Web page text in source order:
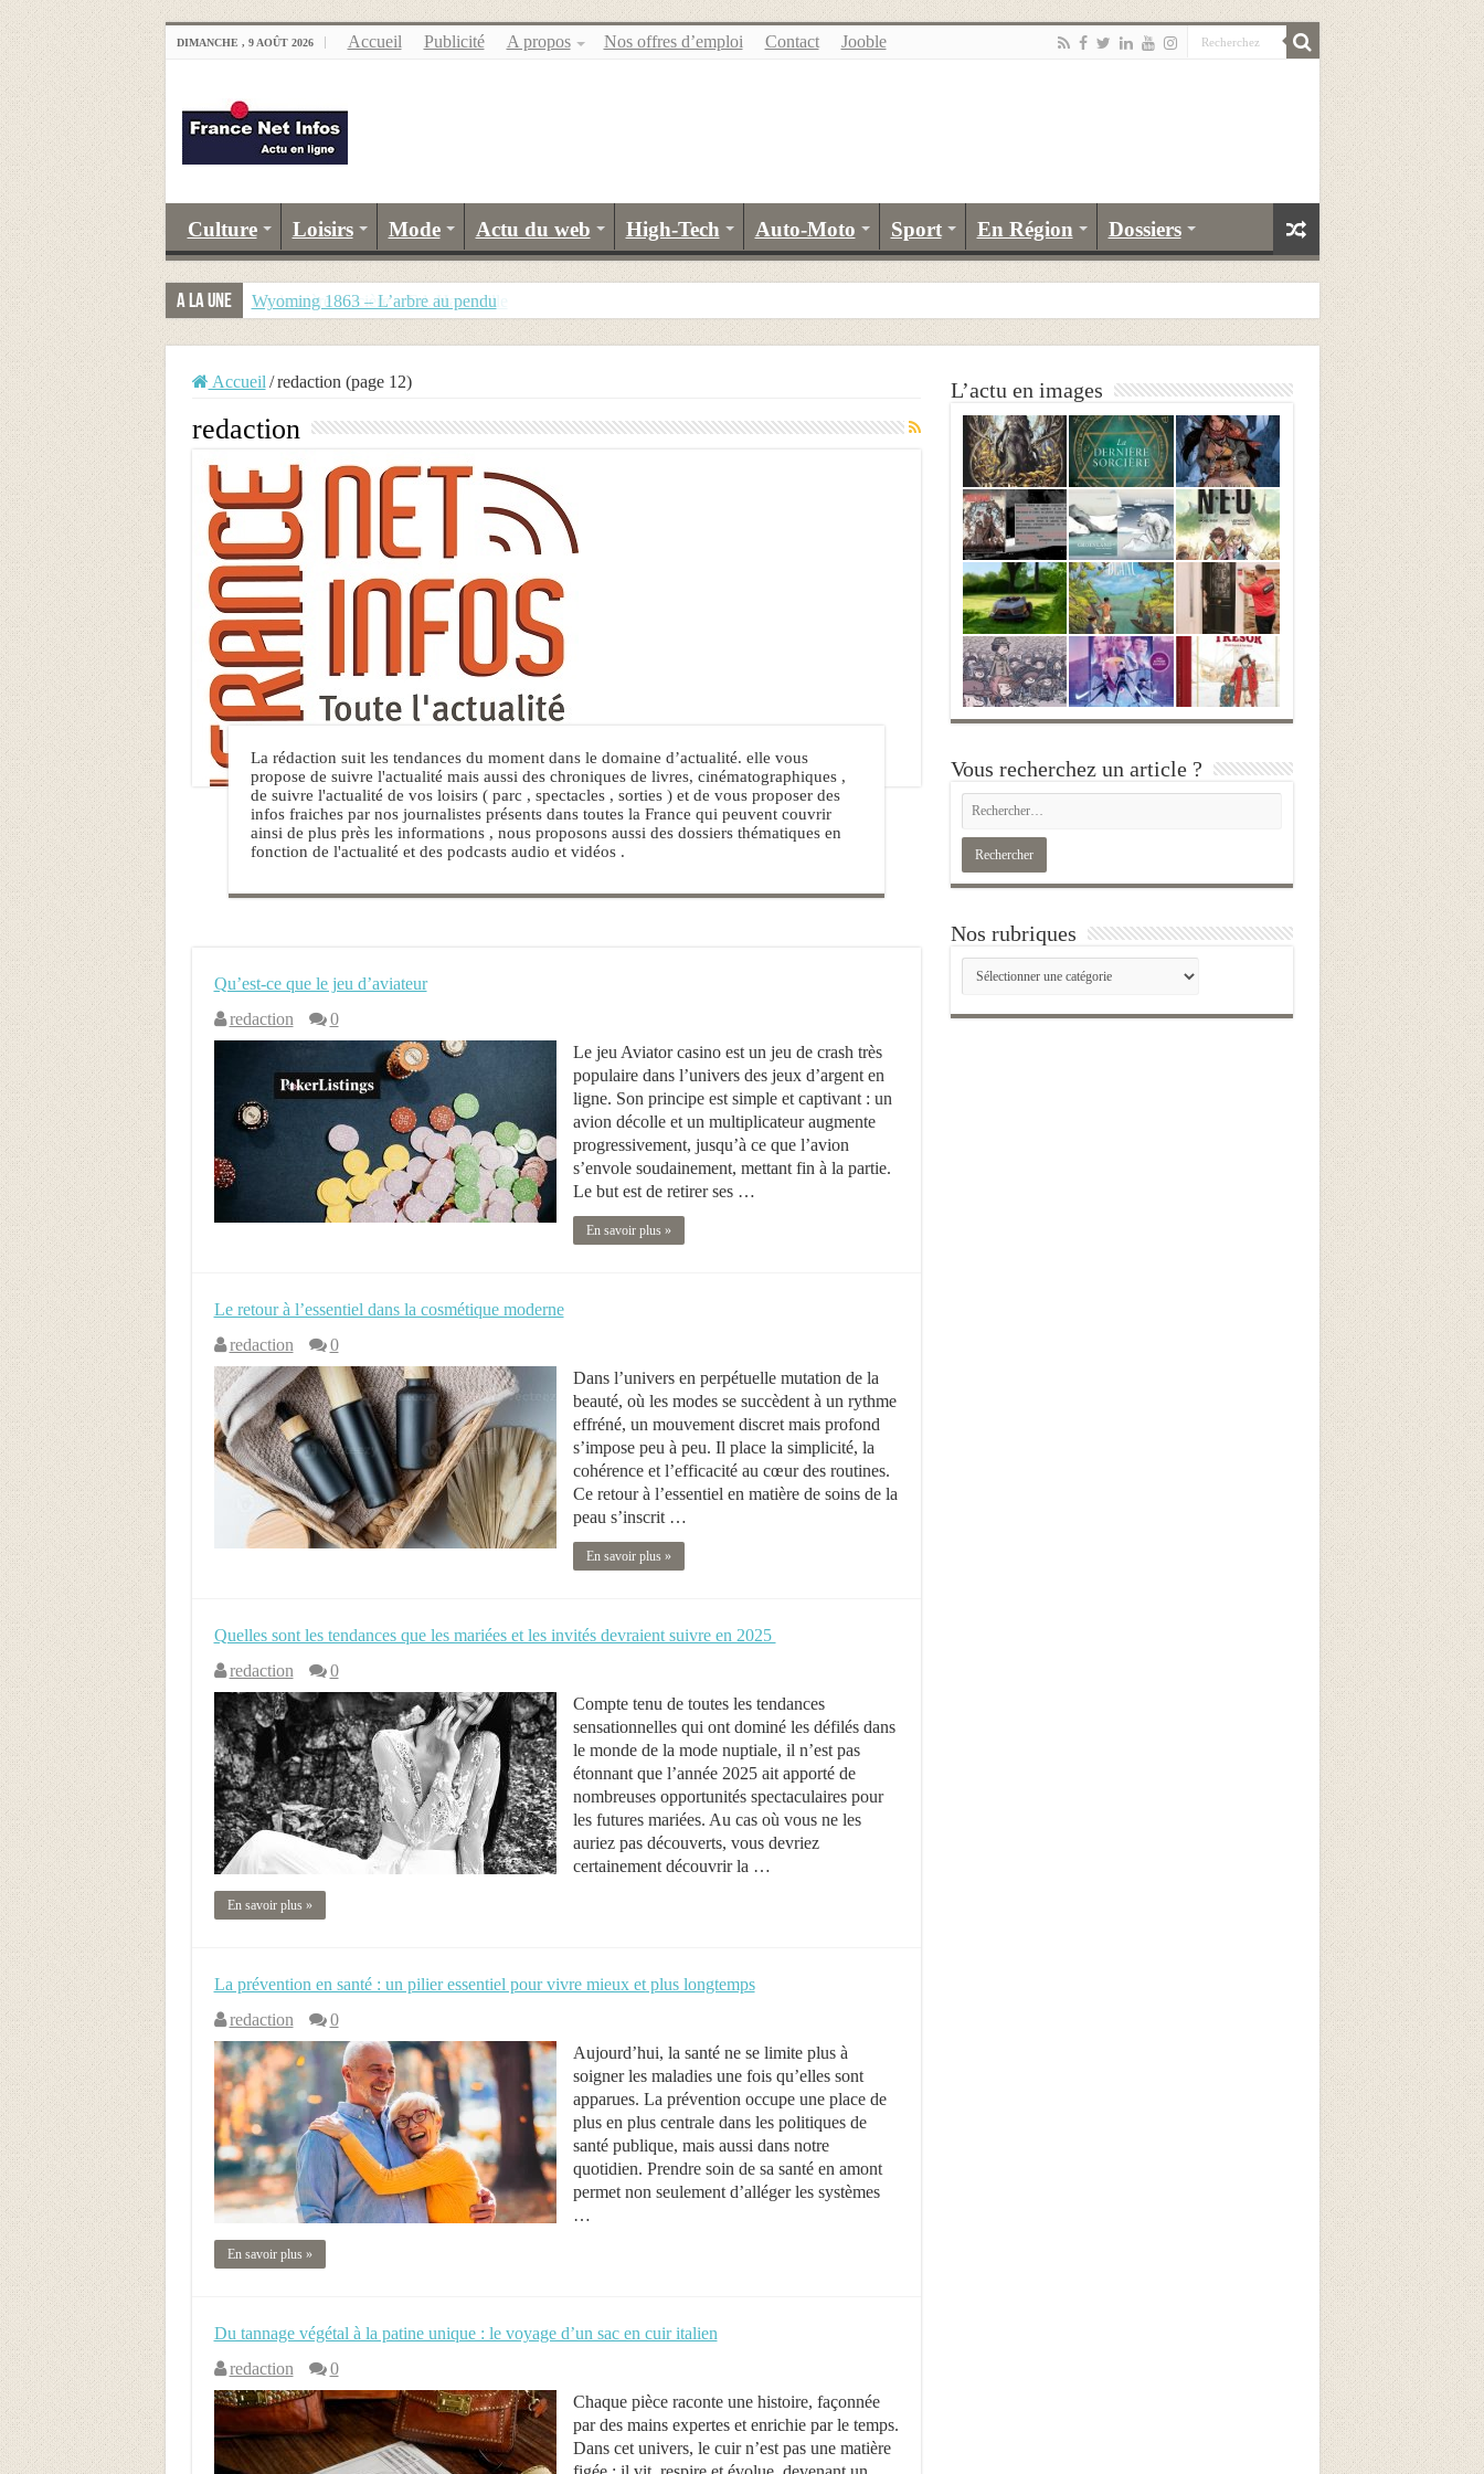
DIMANCHE , 9 AOÛT 2026 Accueil Publicité A propos Nos offres d’emploi Contact Jooble
Culture Loisirs Mode Actu du web High-Tech Auto-Moto Sport En Région Dossiers
A la Une Wyoming 1863 – L’arbre au pendu
Accueil / redaction (page 12)
redaction
La rédaction suit les tendances du moment dans le domaine d’actualité. elle vous
propose de suivre l'actualité mais aussi des chroniques de livres, cinématographiques ,
de suivre l'actualité de vos loisirs ( parc , spectacles , sorties ) et de vous proposer des
infos fraiches par nos journalistes présents dans toutes la France qui peuvent couvrir
ainsi de plus près les informations , nous proposons aussi des dossiers thématiques en
fonction de l'actualité et des podcasts audio et vidéos .
Qu’est-ce que le jeu d’aviateur
redaction
0
Le jeu Aviator casino est un jeu de crash très
populaire dans l’univers des jeux d’argent en
ligne. Son principe est simple et captivant : un
avion décolle et un multiplicateur augmente
progressivement, jusqu’à ce que l’avion
s’envole soudainement, mettant fin à la partie.
Le but est de retirer ses …
En savoir plus »
Le retour à l’essentiel dans la cosmétique moderne
redaction
0
Dans l’univers en perpétuelle mutation de la
beauté, où les modes se succèdent à un rythme
effréné, un mouvement discret mais profond
s’impose peu à peu. Il place la simplicité, la
cohérence et l’efficacité au cœur des routines.
Ce retour à l’essentiel en matière de soins de la
peau s’inscrit …
En savoir plus »
Quelles sont les tendances que les mariées et les invités devraient suivre en 2025
redaction
0
Compte tenu de toutes les tendances
sensationnelles qui ont dominé les défilés dans
le monde de la mode nuptiale, il n’est pas
étonnant que l’année 2025 ait apporté de
nombreuses opportunités spectaculaires pour
les futures mariées. Au cas où vous ne les
auriez pas découverts, vous devriez
certainement découvrir la …
En savoir plus »
La prévention en santé : un pilier essentiel pour vivre mieux et plus longtemps
redaction
0
Aujourd’hui, la santé ne se limite plus à
soigner les maladies une fois qu’elles sont
apparues. La prévention occupe une place de
plus en plus centrale dans les politiques de
santé publique, mais aussi dans notre
quotidien. Prendre soin de sa santé en amont
permet non seulement d’alléger les systèmes
…
En savoir plus »
Du tannage végétal à la patine unique : le voyage d’un sac en cuir italien
redaction
0
Chaque pièce raconte une histoire, façonnée
par des mains expertes et enrichie par le temps.
Dans cet univers, le cuir n’est pas une matière
L’actu en images
Vous recherchez un article ?
Nos rubriques
Nos
rubriques